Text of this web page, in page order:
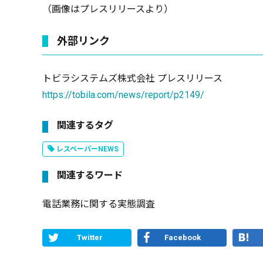
（画像はプレスリリースより）
外部リンク
トビラシステムズ株式会社 プレスリリース
https://tobila.com/news/report/p2149/
関連するタグ
レスペーパーNEWS
関連するワード
電話業務に関する実態調査
Twitter Facebook